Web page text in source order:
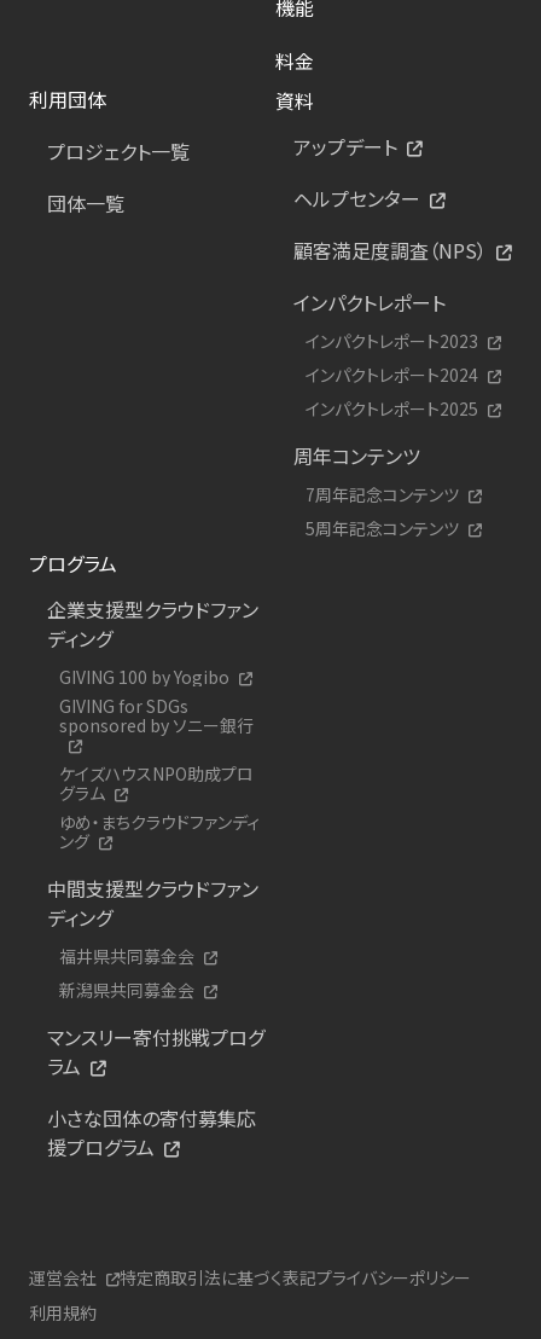
機能
料金
利用団体
プロジェクト一覧
団体一覧
資料
アップデート
ヘルプセンター
顧客満足度調査（NPS）
インパクトレポート
インパクトレポート2023
インパクトレポート2024
インパクトレポート2025
周年コンテンツ
7周年記念コンテンツ
5周年記念コンテンツ
プログラム
企業支援型クラウドファン
ディング
GIVING 100 by Yogibo
GIVING for SDGs
sponsored by ソニー銀行
ケイズハウスNPO助成プロ
グラム
ゆめ・まちクラウドファンディ
ング
中間支援型クラウドファン
ディング
福井県共同募金会
新潟県共同募金会
マンスリー寄付挑戦プログ
ラム
小さな団体の寄付募集応
援プログラム
運営会社 特定商取引法に基づく表記プライバシーポリシー
利用規約